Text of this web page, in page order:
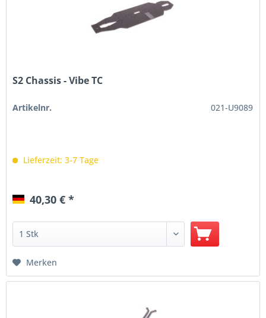
S2 Chassis - Vibe TC
Artikelnr. 021-U9089
Lieferzeit: 3-7 Tage
40,30 € *
Merken